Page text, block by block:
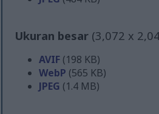
Ukuran besar (3,072 x
AVIF (198 KB)
WebP (565 KB)
JPEG (1.4 MB)